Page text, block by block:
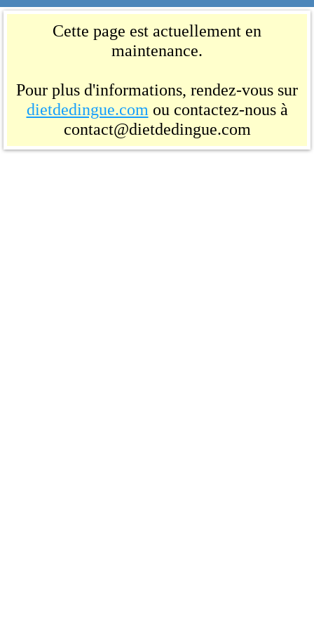
Cette page est actuellement en
maintenance.
Pour plus d'informations, rendez-vous sur
dietdedingue.com ou contactez-nous à
contact@dietdedingue.com